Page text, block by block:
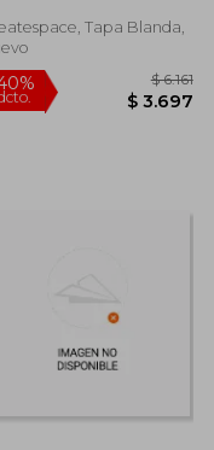
Tapa Blanda,